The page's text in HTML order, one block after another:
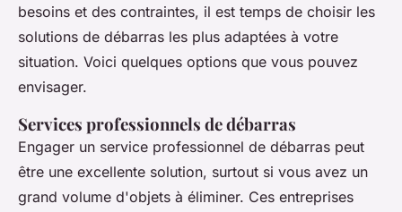
besoins et des contraintes, il est temps de choisir les
solutions de débarras les plus adaptées à votre
situation. Voici quelques options que vous pouvez
envisager.
Services professionnels de débarras
Engager un service professionnel de débarras peut
être une excellente solution, surtout si vous avez un
grand volume d'objets à éliminer. Ces entreprises